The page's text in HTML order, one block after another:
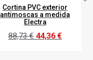
Cortina PVC exterior
antimoscas a medida
Electra
88,73 € 44,36 €